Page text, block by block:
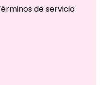
de servicio